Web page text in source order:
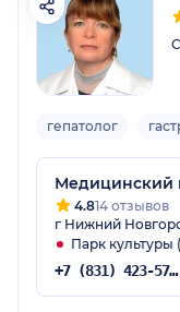
гепатолог
Медицинский
4.814 отзывов
г Нижний
Парк культуры
+7 (831) 423-57-47